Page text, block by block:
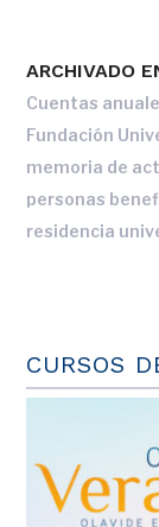
ARCHIVADO
Cuentas
Fundación
memoria de
personas
residencia
CURSOS